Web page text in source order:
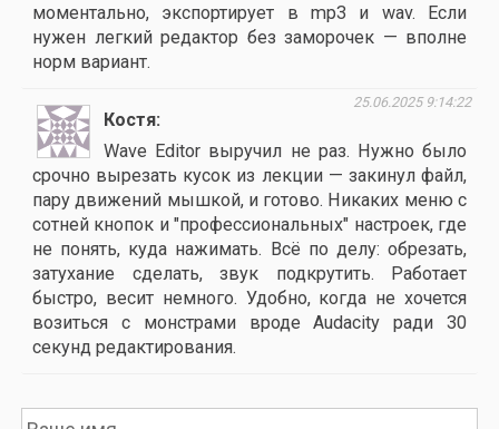
моментально, экспортирует в mp3 и wav. Если
нужен легкий редактор без заморочек — вполне
норм вариант.
Костя
25.06.2025 9:14:22
Wave Editor выручил не раз. Нужно было
срочно вырезать кусок из лекции — закинул файл,
пару движений мышкой, и готово. Никаких меню с
сотней кнопок и "профессиональных" настроек, где
не понять, куда нажимать. Всё по делу: обрезать,
затухание сделать, звук подкрутить. Работает
быстро, весит немного. Удобно, когда не хочется
возиться с монстрами вроде Audacity ради 30
секунд редактирования.